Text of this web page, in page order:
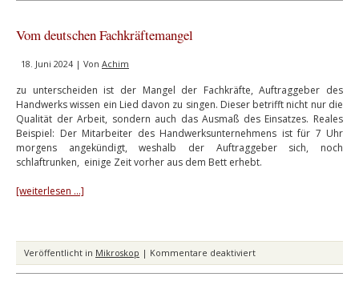
Vom deutschen Fachkräftemangel
18. Juni 2024 | Von Achim
zu unterscheiden ist der Mangel der Fachkräfte, Auftraggeber des
Handwerks wissen ein Lied davon zu singen. Dieser betrifft nicht nur die
Qualität der Arbeit, sondern auch das Ausmaß des Einsatzes. Reales
Beispiel: Der Mitarbeiter des Handwerksunternehmens ist für 7 Uhr
morgens angekündigt, weshalb der Auftraggeber sich, noch
schlaftrunken, einige Zeit vorher aus dem Bett erhebt.
[weiterlesen …]
Veröffentlicht in Mikroskop | Kommentare deaktiviertfür
Vom